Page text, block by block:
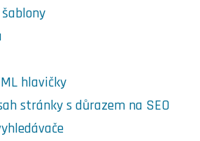
hlavičky
stránky s důrazem na SEO